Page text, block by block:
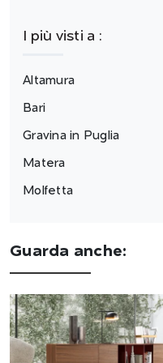
I più visti a :
Altamura
Bari
Gravina in Puglia
Matera
Molfetta
Guarda anche: